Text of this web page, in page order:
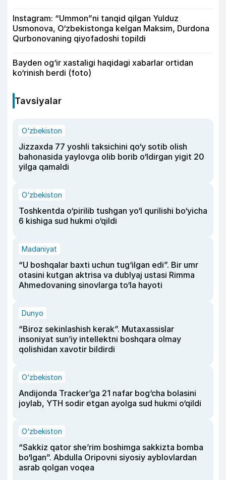
Instagram: “Ummon”ni tanqid qilgan Yulduz
Usmonova, O‘zbekistonga kelgan Maksim, Durdona
Qurbonovaning qiyofadoshi topildi
Bayden og‘ir xastaligi haqidagi xabarlar ortidan
ko‘rinish berdi (foto)
Tavsiyalar
O‘zbekiston
Jizzaxda 77 yoshli taksichini qo‘y sotib olish
bahonasida yaylovga olib borib o‘ldirgan yigit 20
yilga qamaldi
O‘zbekiston
Toshkentda o‘pirilib tushgan yo‘l qurilishi bo‘yicha
6 kishiga sud hukmi o‘qildi
Madaniyat
“U boshqalar baxti uchun tug‘ilgan edi”. Bir umr
otasini kutgan aktrisa va dublyaj ustasi Rimma
Ahmedovaning sinovlarga to‘la hayoti
Dunyo
“Biroz sekinlashish kerak”. Mutaxassislar
insoniyat sun’iy intellektni boshqara olmay
qolishidan xavotir bildirdi
O‘zbekiston
Andijonda Tracker’ga 21 nafar bog‘cha bolasini
joylab, YTH sodir etgan ayolga sud hukmi o‘qildi
O‘zbekiston
“Sakkiz qator she’rim boshimga sakkizta bomba
bo‘lgan”. Abdulla Oripovni siyosiy ayblovlardan
asrab qolgan voqea